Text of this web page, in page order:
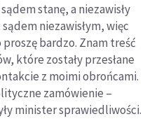
stanę, a niezawisły
niezawisłym, więc
bardzo. Znam treść
które zostały przesłane
z moimi obrońcami.
zamówienie –
minister sprawiedliwości.